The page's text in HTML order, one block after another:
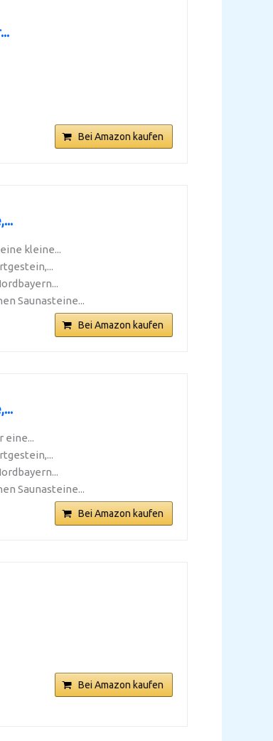
Bei Amazon kaufen
kleine...
Saunasteine...
Bei Amazon kaufen
eine...
Saunasteine...
Bei Amazon kaufen
Bei Amazon kaufen